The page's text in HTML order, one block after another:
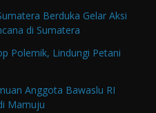
Berduka Gelar Aksi
di Sumatera
Polemik, Lindungi Petani
Anggota Bawaslu RI
Mamuju